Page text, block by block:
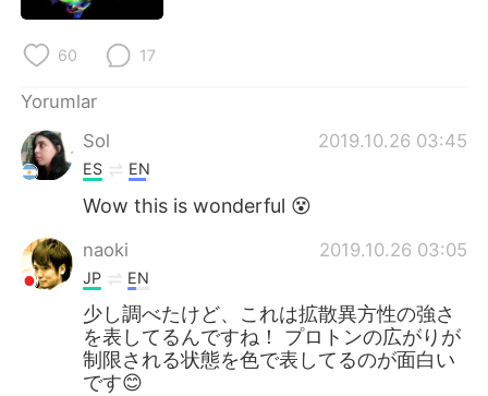
60 17
Yorumlar
Sol
2019.10.26 03:45
ES EN
Wow this is wonderful 😵
naoki 2019.10.26 03:05
JP EN
少し調べたけど、これは拡散異方性の強さ
を表してるんですね！ プロトンの広がりが
制限される状態を色で表してるのが面白い
です😊